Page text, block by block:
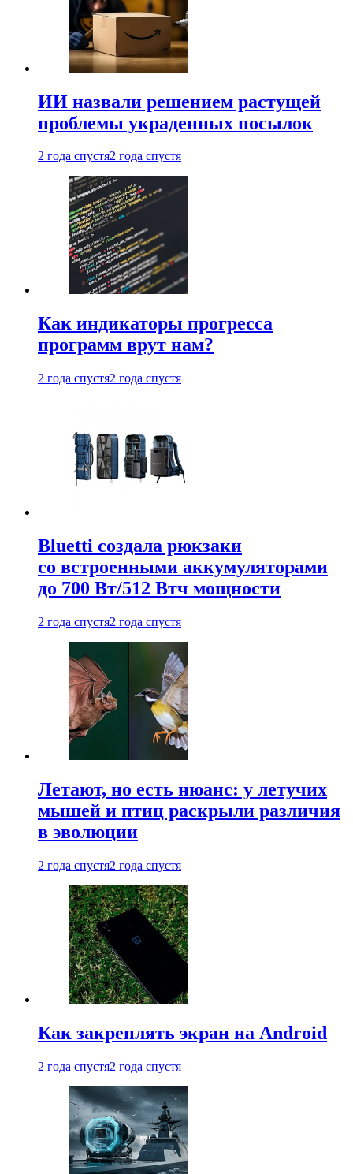
ИИ назвали решением растущей
проблемы украденных посылок
2 года спустя2 года спустя
Как индикаторы прогресса
программ врут нам?
2 года спустя2 года спустя
Bluetti создала рюкзаки
со встроенными аккумуляторами
до 700 Вт/512 Втч мощности
2 года спустя2 года спустя
Летают, но есть нюанс: у летучих
мышей и птиц раскрыли различия
в эволюции
2 года спустя2 года спустя
Как закреплять экран на Android
2 года спустя2 года спустя